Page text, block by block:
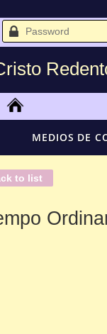
MEDIOS DE
to list